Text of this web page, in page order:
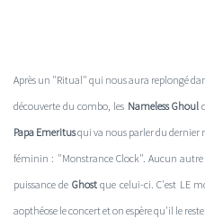
Après un "Ritual" qui nous aura replongé
découverte du combo, les Nameless Ghoul
Papa Emeritusqui va nous parler du dernier
féminin : "Monstrance Clock". Aucun
puissance de Ghostque celui-ci. C'est LE
aopthéose le concert et on espère qu'il le